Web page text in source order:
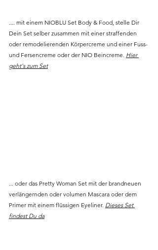
.... mit einem NIOBLU Set Body & Food, stelle Dir
Dein Set selber zusammen mit einer straffenden
oder remodelierenden Körpercreme und einer Fuss-
und Fersencreme oder der NIO Beincreme. Hier
geht's zum Set
... oder das Pretty Woman Set mit der brandneuen
verlängernden oder volumen Mascara oder dem
Primer mit einem flüssigen Eyeliner. Dieses Set
findest Du da